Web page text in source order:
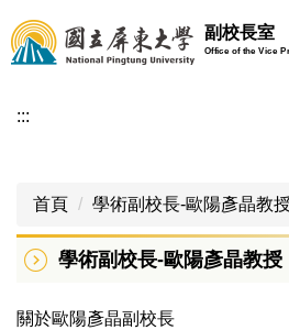
跳
到
主
內
副校長室
Office of the Vice
:::
首頁 學術副校長-歐陽彥晶教授
學術副校長-歐陽彥晶教授
關於歐陽彥晶副校長